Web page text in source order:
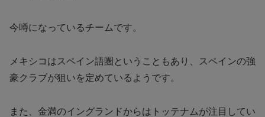
今噂になっているチームです。
メキシコはスペイン語圏ということもあり、スペインの強
豪クラブが狙いを定めているようです。
また、金満のイングランドからはトッテナムが注目してい